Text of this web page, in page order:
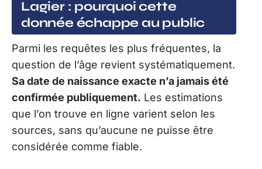
Lagier : pourquoi cette
donnée échappe au public
Parmi les requêtes les plus fréquentes, la
question de l’âge revient systématiquement.
Sa date de naissance exacte n’a jamais été
confirmée publiquement. Les estimations
que l’on trouve en ligne varient selon les
sources, sans qu’aucune ne puisse être
considérée comme fiable.